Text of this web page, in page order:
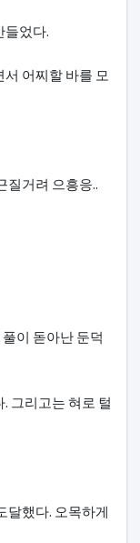
들었다.
어찌할 바를 모
질거려 으흥응..
이 돋아난 둔덕
그리고는 혀로 털
달했다. 오목하게